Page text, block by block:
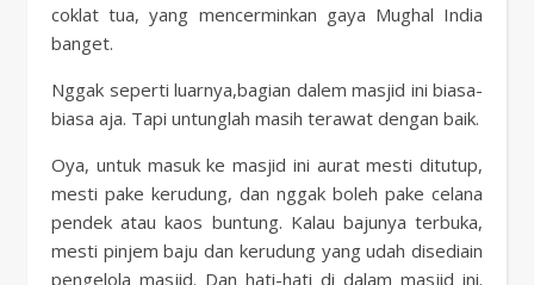
coklat tua, yang mencerminkan gaya Mughal India
banget.
Nggak seperti luarnya,bagian dalem masjid ini biasa-
biasa aja. Tapi untunglah masih terawat dengan baik.
Oya, untuk masuk ke masjid ini aurat mesti ditutup,
mesti pake kerudung, dan nggak boleh pake celana
pendek atau kaos buntung. Kalau bajunya terbuka,
mesti pinjem baju dan kerudung yang udah disediain
pengelola masjid. Dan hati-hati di dalam masjid ini.